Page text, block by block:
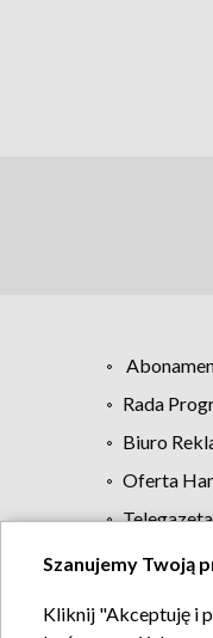
Rada
Biuro
Oferta
Szanujemy Twoją
Kliknij "Akceptuję i